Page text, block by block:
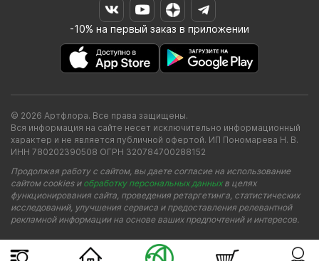
-10% на первый заказ в приложении
© 2026 Артфлора. Все права защищены.
Вся информация на сайте несет исключительно информационный
характер и не является публичной офертой. ИП Пономарева Н. В.
ИНН 780202390508 ОГРН 320784700288152
Продолжая работу с сайтом, вы даете согласие на использование
сайтом cookies и обработку персональных данныхв целях
функционирования сайта, проведения ретаргетинга, статистических
исследований, улучшения сервиса и предоставления релевантной
рекламной информации на основе ваших предпочтений и интересов.